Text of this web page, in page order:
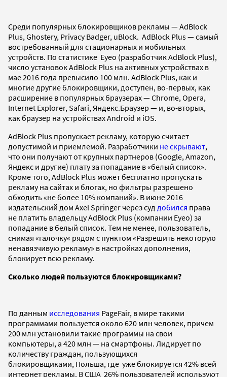
Среди популярных блокировщиков рекламы — AdBlock
Plus, Ghostery, Privacy Badger, uBlock. AdBlock Plus — самый
востребованный для стационарных и мобильных
устройств. По статистике Eyeo (разработчик AdBlock Plus),
число установок AdBlock Plus на активных устройствах в
мае 2016 года превысило 100 млн. AdBlock Plus, как и
многие другие блокировщики, доступен, во-первых, как
расширение в популярных браузерах — Chrome, Opera,
Internet Explorer, Safari, Яндекс.Браузер — и, во-вторых,
как браузер на устройствах Android и iOS.
AdBlock Plus пропускает рекламу, которую считает
допустимой и приемлемой. Разработчики не скрывают,
что они получают от крупных партнеров (Google, Amazon,
Яндекс и другие) плату за попадание в «белый список».
Кроме того, AdBlock Plus может бесплатно пропускать
рекламу на сайтах и блогах, но фильтры разрешено
обходить «не более 10% компаний». В июне 2016
издательский дом Axel Springer через суд добился права
не платить владельцу AdBlock Plus (компании Eyeo) за
попадание в белый список. Тем не менее, пользователь,
снимая «галочку« рядом с пунктом «Разрешить некоторую
ненавязчивую рекламу» в настройках дополнения,
блокирует всю рекламу.
Сколько людей пользуются блокировщиками?
По данным исследования PageFair, в мире такими
программами пользуется около 620 млн человек, причем
200 млн установили такие программы на свои
компьютеры, а 420 млн — на смартфоны. Лидирует по
количеству граждан, пользующихся
блокировщиками, Польша, где уже блокируется 42% всей
интернет рекламы. В США 26% пользователей используют